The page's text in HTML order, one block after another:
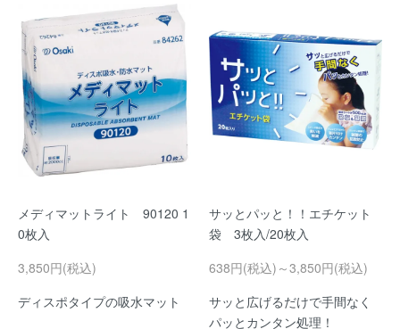
メディマットライト 90120 1
0枚入
3,850円(税込)
ディスポタイプの吸水マット
サッとパッと！！エチケット
袋 3枚入/20枚入
638円(税込)～3,850円(税込)
サッと広げるだけで手間なく
パッとカンタン処理！